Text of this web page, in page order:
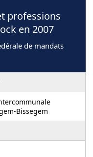
professions
en 2007
de mandats
Bissegem